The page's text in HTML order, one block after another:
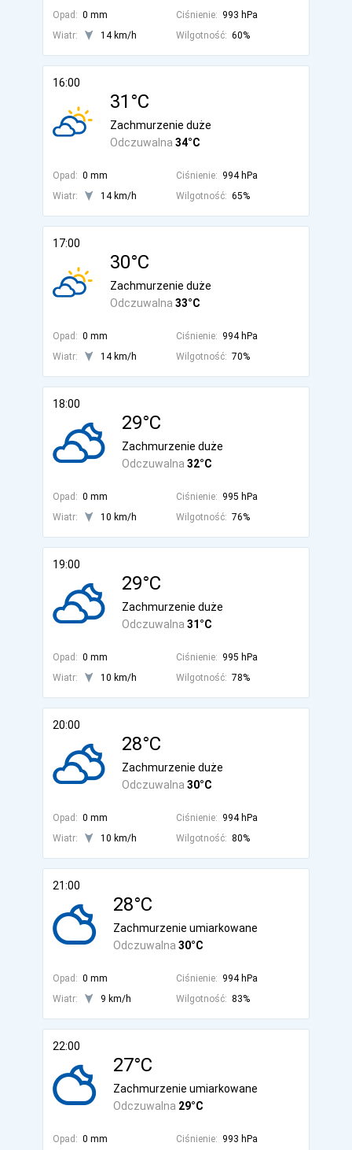
Opad: 0 mm Ciśnienie: 993 hPa
Wiatr:
14 km/h Wilgotność: 60%
16:00
31°C
Odczuwalna 34°C
Zachmurzenie duże
Opad: 0 mm Ciśnienie: 994 hPa
Wiatr:
14 km/h Wilgotność: 65%
17:00
30°C
Odczuwalna 33°C
Zachmurzenie duże
Opad: 0 mm Ciśnienie: 994 hPa
Wiatr:
14 km/h Wilgotność: 70%
18:00
29°C
Odczuwalna 32°C
Zachmurzenie duże
Opad: 0 mm Ciśnienie: 995 hPa
Wiatr:
10 km/h Wilgotność: 76%
19:00
29°C
Odczuwalna 31°C
Zachmurzenie duże
Opad: 0 mm Ciśnienie: 995 hPa
Wiatr:
10 km/h Wilgotność: 78%
20:00
28°C
Odczuwalna 30°C
Zachmurzenie duże
Opad: 0 mm Ciśnienie: 994 hPa
Wiatr:
10 km/h Wilgotność: 80%
21:00
28°C
Odczuwalna 30°C
Zachmurzenie umiarkowane
Opad: 0 mm Ciśnienie: 994 hPa
Wiatr:
9 km/h Wilgotność: 83%
22:00
27°C
Odczuwalna 29°C
Zachmurzenie umiarkowane
Opad: 0 mm Ciśnienie: 993 hPa